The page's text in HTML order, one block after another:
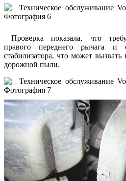
Проверка показала, что
правого переднего рычага и
стабилизатора, что может
дорожной пыли.